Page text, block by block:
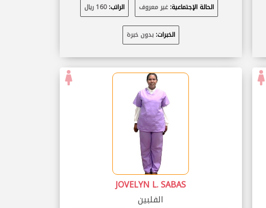
الحالة الإجتماعية:غير معروف الراتب:160 ريال
الخبرات:بدون خبرة
JOVELYN L. SABAS
الفلبين